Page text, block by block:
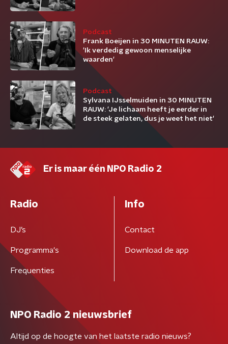
Podcast
Frank Boeijen in 30 MINUTEN RAUW:
'Ik verdedig gewoon menselijke
waarden'
Podcast
Sylvana IJsselmuiden in 30 MINUTEN
RAUW: 'Je lichaam heeft je eerder in
de steek gelaten, dus je weet het niet'
Er is maar één NPO Radio 2
Radio
DJ’s
Programma's
Frequenties
Info
Contact
Download de app
NPO Radio 2 nieuwsbrief
Altijd op de hoogte van het laatste radio nieuws?